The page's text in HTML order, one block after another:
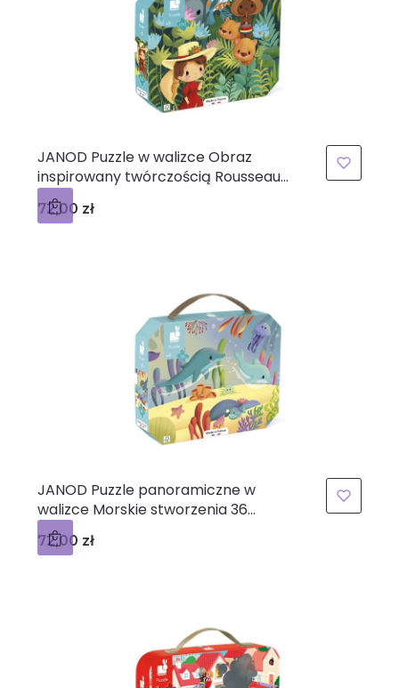
JANOD Puzzle w walizce Obraz
inspirowany twórczością Rousseau
100 elementów 6+ Made in France
Cena
72,00 zł
JANOD Puzzle panoramiczne w
walizce Morskie stworzenia 36
elementów 4+ Made in France
Cena
72,00 zł